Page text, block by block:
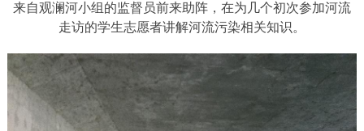
来自观澜河小组的监督员前来助阵，在为几个初次参加河流
走访的学生志愿者讲解河流污染相关知识。